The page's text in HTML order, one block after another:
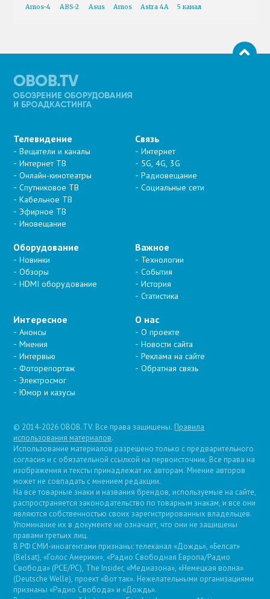
Amos-4 ABS-2 Asus Amos Astra 4A 5 канал
Телевидение
Вещатели и каналы
Интернет ТВ
Онлайн-кинотеатры
Спутниковое ТВ
Кабельное ТВ
Эфирное ТВ
Иновещание
Связь
Интернет
5G, 4G, 3G
Радиовещание
Социальные сети
Оборудование
Новинки
Обзоры
HDMI оборудование
Важное
Технологии
События
История
Статистика
Интересное
Анонсы
Мнения
Интервью
Фоторепортаж
Электросмог
Юмор и казусы
О нас
О проекте
Новости сайта
Реклама на сайте
Обратная связь
© 2014-2026 OBOB.TV. Все права защищены. Правила
использования материалов.
Использование материалов разрешено только с предварительного
согласия и с обязательной ссылкой на первоисточник. Все права на
изображения и тексты принадлежат их авторам. Мнение авторов
может не совпадать с мнением редакции.
На все товарные знаки и названия брендов, используемые на сайте,
распространяется законодательство по товарным знакам, и все они
являются собственностью своих зарегистрированных владельцев.
Упоминание их в документе не означает, что они не защищены
правами третьих лиц.
В РФ СМИ-иноагентами признаны: телеканал «Дождь», «Белсат»
(Belsat), «Голос Америки», «Радио Свободная Европа/Радио
Свобода» (PCE/PC), The Insider, «Медиазона», «Немецкая волна»
(Deutsche Welle), проект «Вот так». Нежелательными организациями
признаны «Радио Свобода» и «Дождь».